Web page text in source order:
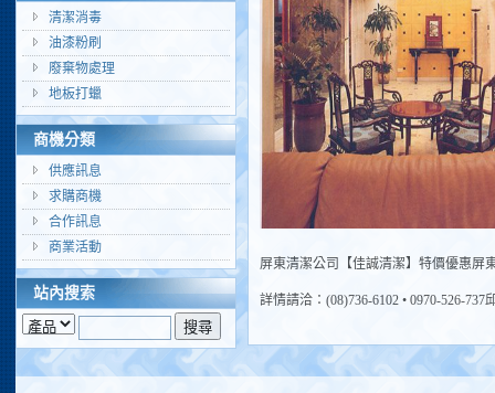
清潔消毒
油漆粉刷
廢棄物處理
地板打蠟
商機分類
供應訊息
求購商機
合作訊息
商業活動
站內搜索
屏東清潔公司【佳誠清潔】特價優惠屏
詳情請洽：(08)736-6102 • 0970-526-737